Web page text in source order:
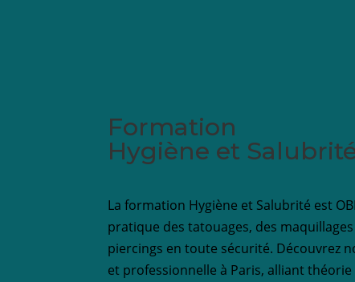
Formation
Hygiène et
La formation Hygiène et Salubrité est
pratique des tatouages, des
piercings en toute sécurité. Découvrez
et professionnelle à Paris, alliant